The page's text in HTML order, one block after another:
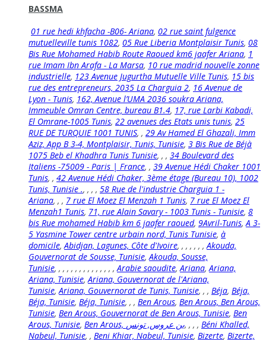
BASSMA
01 rue hedi khfacha -B06- Ariana, 02 rue saint fulgence
mutuelleville tunis 1082, 05 Rue Liberia Montplaisir Tunis, 08
Bis Rue Mohamed Habib Route Raoued km6 jaafer Ariana, 1
rue Imam Ibn Arafa - La Marsa, 10 rue madrid nouvelle zonne
industrielle, 123 Avenue Jugurtha Mutuelle Ville Tunis, 15 bis
rue des entrepreneurs, 2035 La Charguia 2, 16 Avenue de
Lyon - Tunis, 162, Avenue l’UMA 2036 soukra Ariana,
Immeuble Omran Centre, bureau B1.4, 17, rue Larbi Kabadi,
El Omrane-1005 Tunis, 22 avenues des Etats unis tunis, 25
RUE DE TURQUIE 1001 TUNIS, , 29 Av Hamed El Ghazali, Imm
Aziz, App B 3-4, Montplaisir, Tunis, Tunisie, 3 Bis Rue de Béjà
1075 Beb el Khadhra Tunis Tunisie, , , 34 Boulevard des
Italiens -75009 - Paris | France, , 39 Avenue Hédi Chaker 1001
Tunis, , 42 Avenue Hédi Chaker, 3ème étage (Bureau 10), 1002
Tunis, Tunisie ., , , , 58 Rue de l'industrie Charguia 1 -
Ariana, , , 7 rue El Moez El Menzah 1 Tunis, 7 rue El Moez El
Menzah1 Tunis, 71, rue Alain Savary - 1003 Tunis - Tunisie, 8
bis Rue mohamed Habib km 6 jaafer raoued, 9Avril-Tunis, A 3-
5 Yasmine Tower centre urbain nord, Tunis Tunisie, à
domicile, Abidjan, Lagunes, Côte d'Ivoire, , , , , , , Akouda,
Gouvernorat de Sousse, Tunisie, Akouda, Sousse,
Tunisie, , , , , , , , , , , , , , , Arabie saoudite, Ariana, Ariana,
Ariana, Tunisie, Ariana, Gouvernorat de l'Ariana,
Tunisie, Ariana, Gouvernorat de Tunis, Tunisie, , , Béja, Béja,
Béja, Tunisie, Béja, Tunisie, , , Ben Arous, Ben Arous, Ben Arous,
Tunisie, Ben Arous, Gouvernorat de Ben Arous, Tunisie, Ben
Arous, Tunisie, , , , , Béni Khalled,
Nabeul, Tunisie, , Beni Khiar, Nabeul, Tunisie, Bizerte, Bizerte,